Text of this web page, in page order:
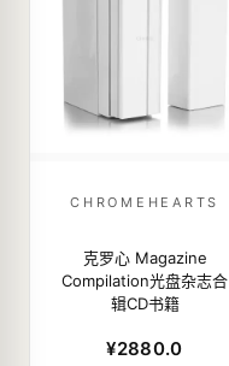
CHROMEHEARTS
克罗心 Magazine
Compilation光盘杂志合
辑CD书籍
¥2880.0